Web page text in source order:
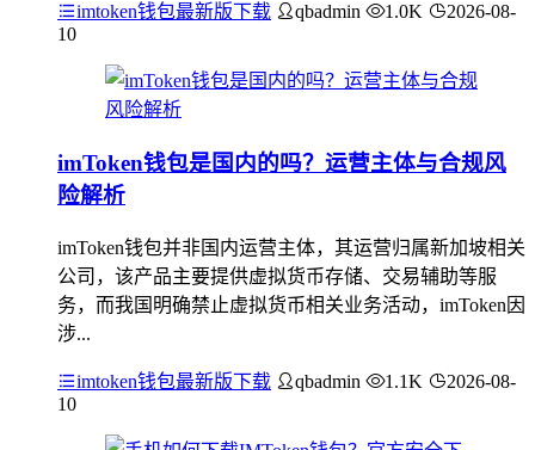
imtoken钱包最新版下载 qbadmin 1.0K
2026-08-
10
imToken钱包是国内的吗？运营主体与合规风
险解析
imToken钱包并非国内运营主体，其运营归属新加坡相关
公司，该产品主要提供虚拟货币存储、交易辅助等服
务，而我国明确禁止虚拟货币相关业务活动，imToken因
涉...
imtoken钱包最新版下载 qbadmin 1.1K
2026-08-
10